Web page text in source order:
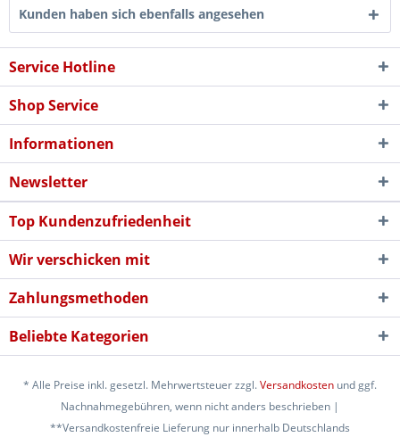
Kunden haben sich ebenfalls angesehen
Service Hotline
Shop Service
Informationen
Newsletter
Top Kundenzufriedenheit
Wir verschicken mit
Zahlungsmethoden
Beliebte Kategorien
* Alle Preise inkl. gesetzl. Mehrwertsteuer zzgl.Versandkosten und ggf.
Nachnahmegebühren, wenn nicht anders beschrieben |
**Versandkostenfreie Lieferung nur innerhalb Deutschlands